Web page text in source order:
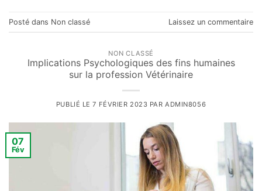
Posté dans Non classé Laissez un commentaire
NON CLASSÉ
Implications Psychologiques des fins humaines
sur la profession Vétérinaire
PUBLIÉ LE7 FÉVRIER 2023 PARADMIN8056
07
Fév